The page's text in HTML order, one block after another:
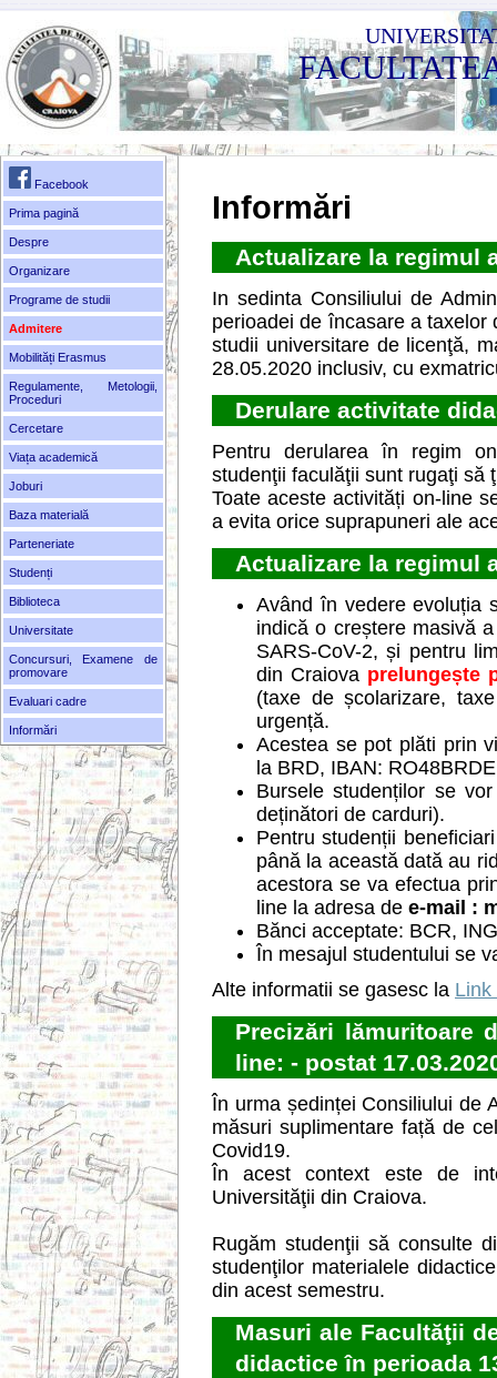
Facebook
Prima pagină
Despre
Organizare
Programe de studii
Admitere
Mobilități Erasmus
Regulamente, Metologii,
Proceduri
Cercetare
Viața academică
Joburi
Baza materială
Parteneriate
Studenți
Biblioteca
Universitate
Concursuri, Examene de
promovare
Evaluari cadre
Informări
Informări
Actualizare la regimul
In sedinta Consiliului de
perioadei de încasare a
studii universitare de licenţă,
28.05.2020 inclusiv, cu
Derulare activitate
Pentru derularea în regim
studenţii faculăţii sunt rugaţi să
Toate aceste activități on-line
a evita orice suprapuneri ale
Actualizare la regimul
Având în vedere evoluția
indică o creștere masivă
SARS-CoV-2, și pentru
din Craiova prelungește
(taxe de școlarizare,
urgență.
Acestea se pot plăti prin
la BRD, IBAN:
Bursele studenților se
deținători de carduri).
Pentru studenții
până la această dată au
acestora se va efectua
line la adresa de e-mail :
Bănci acceptate: BCR,
În mesajul studentului se
Alte informatii se gasesc la Link
Precizări lămuritoare
line: - postat
În urma ședinței Consiliului de
măsuri suplimentare față de
Covid19.
În acest context este de
Universităţii din Craiova.
Rugăm studenţii să consulte
studenţilor materialele
din acest semestru.
Masuri ale Facultăţii
didactice în perioada